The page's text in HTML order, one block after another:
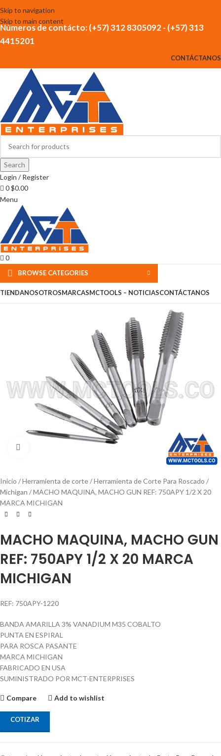
Skip to navigation
Skip to main content
Números de contácto: (+57) 312 8305092 - (+57) 313
4415201
CONTÁCTANOS
Search
Login / Register
0$0.00
Menu
0
BROWSE CATEGORIES
TIENDANOSOTROSMARCASMCTOOLS – NOTICIASCONTÁCTANOS
Inicio Herramienta de corte
Herramienta de Corte Para Roscado
Michigan
MACHO MAQUINA, MACHO GUN REF: 750APY 1/2 X 20
MARCA MICHIGAN
MACHO MAQUINA, MACHO GUN
REF: 750APY 1/2 X 20 MARCA
MICHIGAN
REF: 750APY-1220
BANDA AMARILLA 3% VANADIUM M35 COBALTO
PUNTA EN ESPIRAL
PARA ROSCA PASANTE
MARCA MICHIGAN
FABRICADO EN USA
SUMINISTRADO POR MCT-ENTERPRISES
Compare Add to wishlist
COTIZAR